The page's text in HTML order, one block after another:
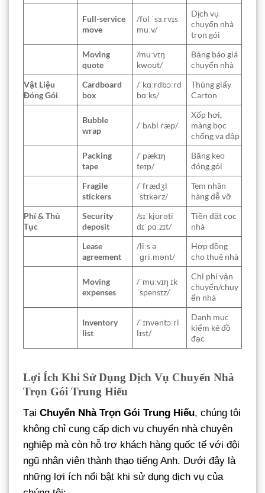
Full-service
move
/fʊl ˈsɜːrvɪs
muːv/
Dịch vụ
chuyển nhà
trọn gói
Moving
quote
/muːvɪŋ
kwoʊt/
Bảng báo giá
chuyển nhà
Vật Liệu
Đóng Gói
Cardboard
box
/ˈkɑːrdbɔːrd
bɑːks/
Thùng giấy
Carton
Bubble
wrap
/ˈbʌbl ræp/
Xốp hơi,
màng bọc
chống va đập
Packing
tape
/ˈpækɪŋ
teɪp/
Băng keo
đóng gói
Fragile
stickers
/ˈfrædʒl
ˈstɪkərz/
Tem nhãn
hàng dễ vỡ
Phí & Thủ
Tục
Security
deposit
/sɪˈkjʊrəti
dɪˈpɑːzɪt/
Tiền đặt cọc
nhà
Lease
agreement
/liːs ə
ˈɡriːmənt/
Hợp đồng
cho thuê nhà
Moving
expenses
/ˈmuːvɪŋ ɪk
ˈspensɪz/
Chi phí vận
chuyển/chuy
ển nhà
Inventory
list
/ˈɪnvəntɔːri
lɪst/
Danh mục
kiểm kê đồ
đạc
Lợi Ích Khi Sử Dụng Dịch Vụ Chuyển Nhà
Trọn Gói Trung Hiếu
Tại Chuyển Nhà Trọn Gói Trung Hiếu, chúng tôi
không chỉ cung cấp dịch vụ chuyển nhà chuyên
nghiệp mà còn hỗ trợ khách hàng quốc tế với đội
ngũ nhân viên thành thạo tiếng Anh. Dưới đây là
những lợi ích nổi bật khi sử dụng dịch vụ của